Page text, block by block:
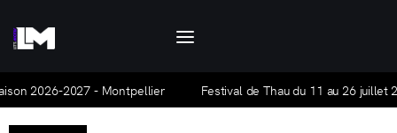
2026-2027 - Montpellier Festival de Thau du 11 au 26 juillet
Let's Motiv est un agenda culturel, mensuel et
gratuit, qui traite de l'actualité à Montpellier
et ses alentours.